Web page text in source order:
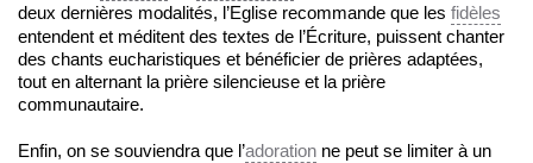
deux dernières modalités, l’Eglise recommande que les fidèles
entendent et méditent des textes de l’Écriture, puissent chanter
des chants eucharistiques et bénéficier de prières adaptées,
tout en alternant la prière silencieuse et la prière
communautaire.
Enfin, on se souviendra que l’adoration ne peut se limiter à un